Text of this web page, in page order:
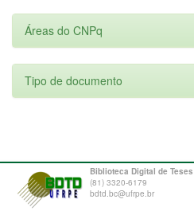
Áreas do CNPq
Tipo de documento
Biblioteca Digital de
(81) 3320-6179
bdtd.bc@ufrpe.br